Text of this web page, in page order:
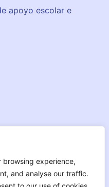
browsing experience,
and analyse our traffic.
apoyo escolar e